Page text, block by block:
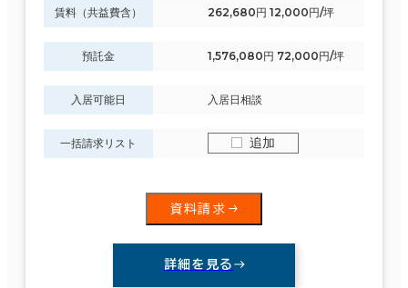
賃料（共益費含） 262,680円 12,000円/坪
預託金 1,576,080円 72,000円/坪
入居可能日 入居日相談
一括請求リスト 追加
資料請求
詳細を見る